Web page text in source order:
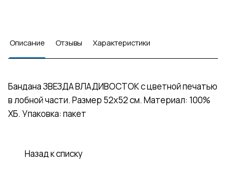
Описание Отзывы Характеристики
Бандана ЗВЕЗДА ВЛАДИВОСТОК с цветной печатью
в лобной части. Размер 52х52 см. Материал: 100%
ХБ. Упаковка: пакет
Назад к списку